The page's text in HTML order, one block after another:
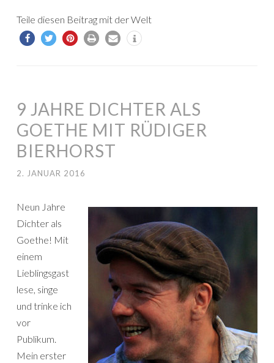
Teile diesen Beitrag mit der Welt
9 JAHRE DICHTER ALS
GOETHE MIT RÜDIGER
BIERHORST
2. JANUAR 2016
Neun Jahre
Dichter als
Goethe! Mit
einem
Lieblingsgast
lese, singe
und trinke ich
vor
Publikum.
Mein erster